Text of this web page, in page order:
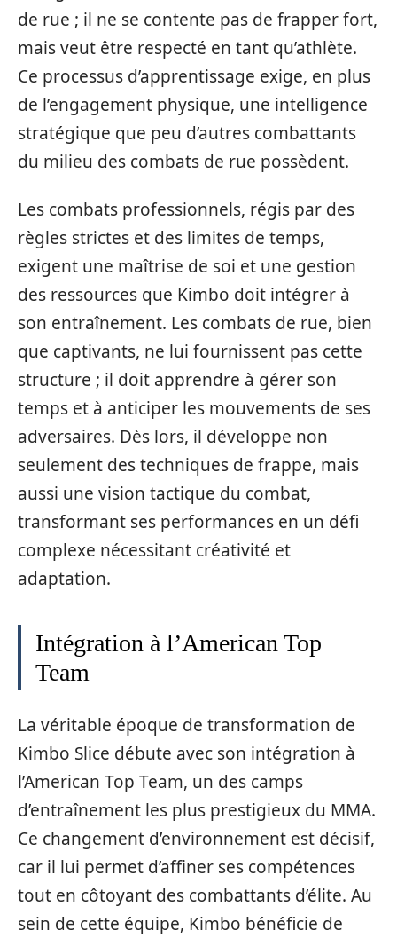
de rue ; il ne se contente pas de frapper fort,
mais veut être respecté en tant qu’athlète.
Ce processus d’apprentissage exige, en plus
de l’engagement physique, une intelligence
stratégique que peu d’autres combattants
du milieu des combats de rue possèdent.
Les combats professionnels, régis par des
règles strictes et des limites de temps,
exigent une maîtrise de soi et une gestion
des ressources que Kimbo doit intégrer à
son entraînement. Les combats de rue, bien
que captivants, ne lui fournissent pas cette
structure ; il doit apprendre à gérer son
temps et à anticiper les mouvements de ses
adversaires. Dès lors, il développe non
seulement des techniques de frappe, mais
aussi une vision tactique du combat,
transformant ses performances en un défi
complexe nécessitant créativité et
adaptation.
Intégration à l’American Top
Team
La véritable époque de transformation de
Kimbo Slice débute avec son intégration à
l’American Top Team, un des camps
d’entraînement les plus prestigieux du MMA.
Ce changement d’environnement est décisif,
car il lui permet d’affiner ses compétences
tout en côtoyant des combattants d’élite. Au
sein de cette équipe, Kimbo bénéficie de